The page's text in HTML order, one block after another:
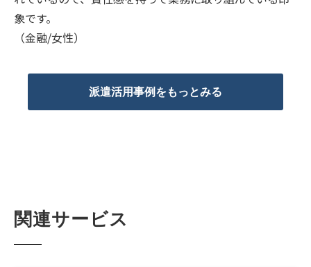
象です。
（金融/女性）
派遣活用事例をもっとみる
関連サービス